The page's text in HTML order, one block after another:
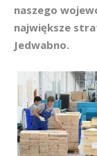
naszego
największe
Jedwabno.